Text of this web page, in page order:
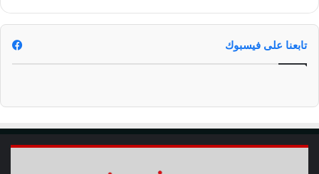
ل
ج
ا
ل
ر
ط
تابعنا على فيسبوك